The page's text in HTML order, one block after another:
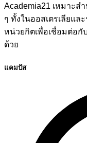
Academia21 เหมาะส
ๆ ทั้งในออสเตรเลียแ
หน่วยกิตเพื่อเชื่อมต่อกั
ด้วย
แคมปัส